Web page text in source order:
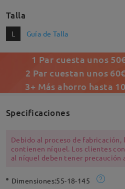
Talla
L Guía de Talla
1 Par cuesta unos
2 Par cuestan unos
3+ Más ahorro hasta
Specificaciones
Debido al proceso de fabricación,
contienen níquel. Los clientes
al níquel deben tener precaución
Dimensiones:55-18-145